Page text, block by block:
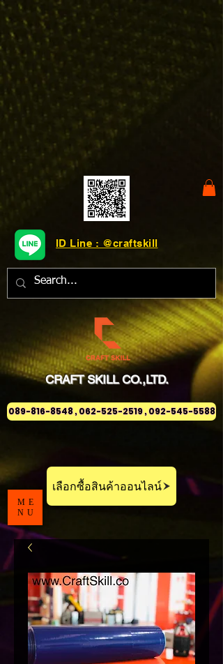
CRAFT SKILL CO.,LTD.
ID Line : @craftskill
089-816-8548 , 062-525-2519 , 092-545-5588
เลือกซื้อสินค้าออนไลน์
ME
NU